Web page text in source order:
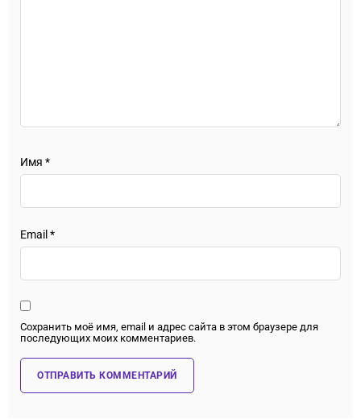
Имя *
Email*
Сохранить моё имя, email и адрес сайта в этом браузере для
последующих моих комментариев.